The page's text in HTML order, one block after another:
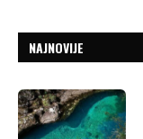
NAJNOVIJE